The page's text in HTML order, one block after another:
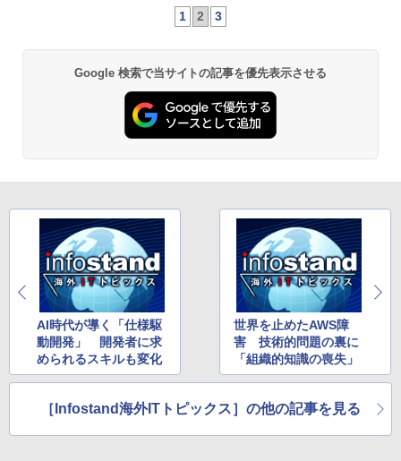
1 2 3
Google 検索で当サイトの記事を優先表示させる
AI時代が導く「仕様駆
動開発」 開発者に求
められるスキルも変化
世界を止めたAWS障
害 技術的問題の裏に
「組織的知識の喪失」
［Infostand海外ITトピックス］の他の記事を見る